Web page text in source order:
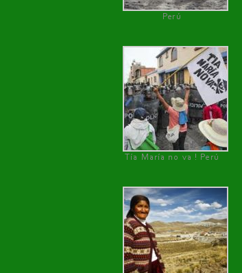
Perú
Tía María no va ! Perú